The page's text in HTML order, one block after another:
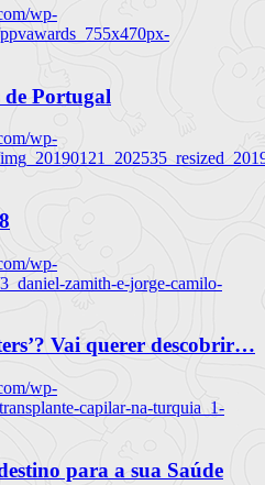
wp-
de Portugal
wp-
wp-
zamith-e-jorge-camilo-
Vai querer descobrir…
wp-
capilar-na-turquia_1-
para a sua Saúde